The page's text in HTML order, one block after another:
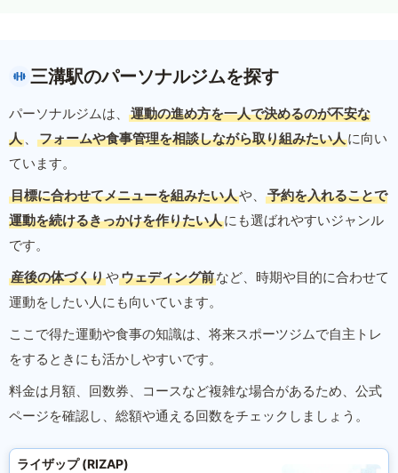
三溝駅のパーソナルジムを探す
パーソナルジムは、
運動の進め方を一人で決めるのが不安な
人 、 フォームや食事管理を相談しながら取り組みたい人に向い
ています。
目標に合わせてメニューを組みたい人や、
予約を入れることで
運動を続けるきっかけを作りたい人にも選ばれやすいジャンル
です。
産後の体づくりやウェディング前など、時期や目的に合わせて
運動をしたい人にも向いています。
ここで得た運動や食事の知識は、将来スポーツジムで自主トレ
をするときにも活かしやすいです。
料金は月額、回数券、コースなど複雑な場合があるため、公式
ページを確認し、総額や通える回数をチェックしましょう。
ライザップ (RIZAP)